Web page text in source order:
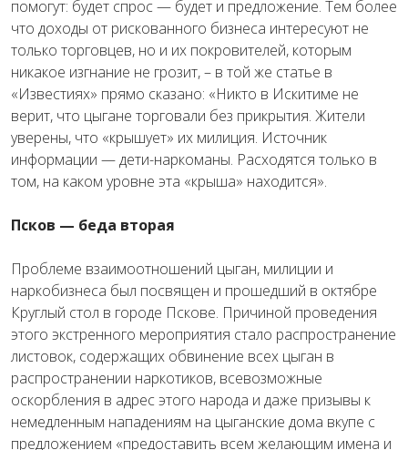
помогут: будет спрос — будет и предложение. Тем более
что доходы от рискованного бизнеса интересуют не
только торговцев, но и их покровителей, которым
никакое изгнание не грозит, – в той же статье в
«Известиях» прямо сказано: «Никто в Искитиме не
верит, что цыгане торговали без прикрытия. Жители
уверены, что «крышует» их милиция. Источник
информации — дети-наркоманы. Расходятся только в
том, на каком уровне эта «крыша» находится».
Псков — беда вторая
Проблеме взаимоотношений цыган, милиции и
наркобизнеса был посвящен и прошедший в октябре
Круглый стол в городе Пскове. Причиной проведения
этого экстренного мероприятия стало распространение
листовок, содержащих обвинение всех цыган в
распространении наркотиков, всевозможные
оскорбления в адрес этого народа и даже призывы к
немедленным нападениям на цыганские дома вкупе с
предложением «предоставить всем желающим имена и